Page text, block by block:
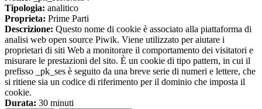
Tipologia: analitico
Proprieta: Prime Parti
Descrizione: Questo nome di cookie è associato alla piattaforma di
analisi web open source Piwik. Viene utilizzato per aiutare i
proprietari di siti Web a monitorare il comportamento dei visitatori e
misurare le prestazioni del sito. È un cookie di tipo pattern, in cui il
prefisso _pk_ses è seguito da una breve serie di numeri e lettere, che
si ritiene sia un codice di riferimento per il dominio che imposta il
cookie.
Durata: 30 minuti